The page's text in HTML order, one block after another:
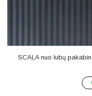
SCALA nuo lubų